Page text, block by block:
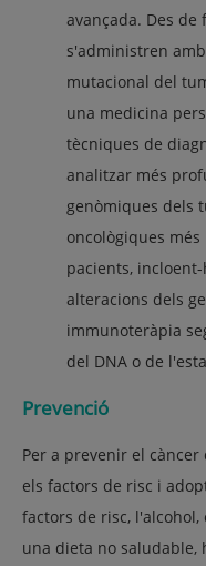
avançada. Des
s'administren
mutacional del
una medicina
tècniques de
analitzar més
genòmiques dels
oncològiques
pacients,
alteracions dels
immunoteràpia
del DNA o de
Prevenció
Per a prevenir el
els factors de risc i
factors de risc,
una dieta no saludable,